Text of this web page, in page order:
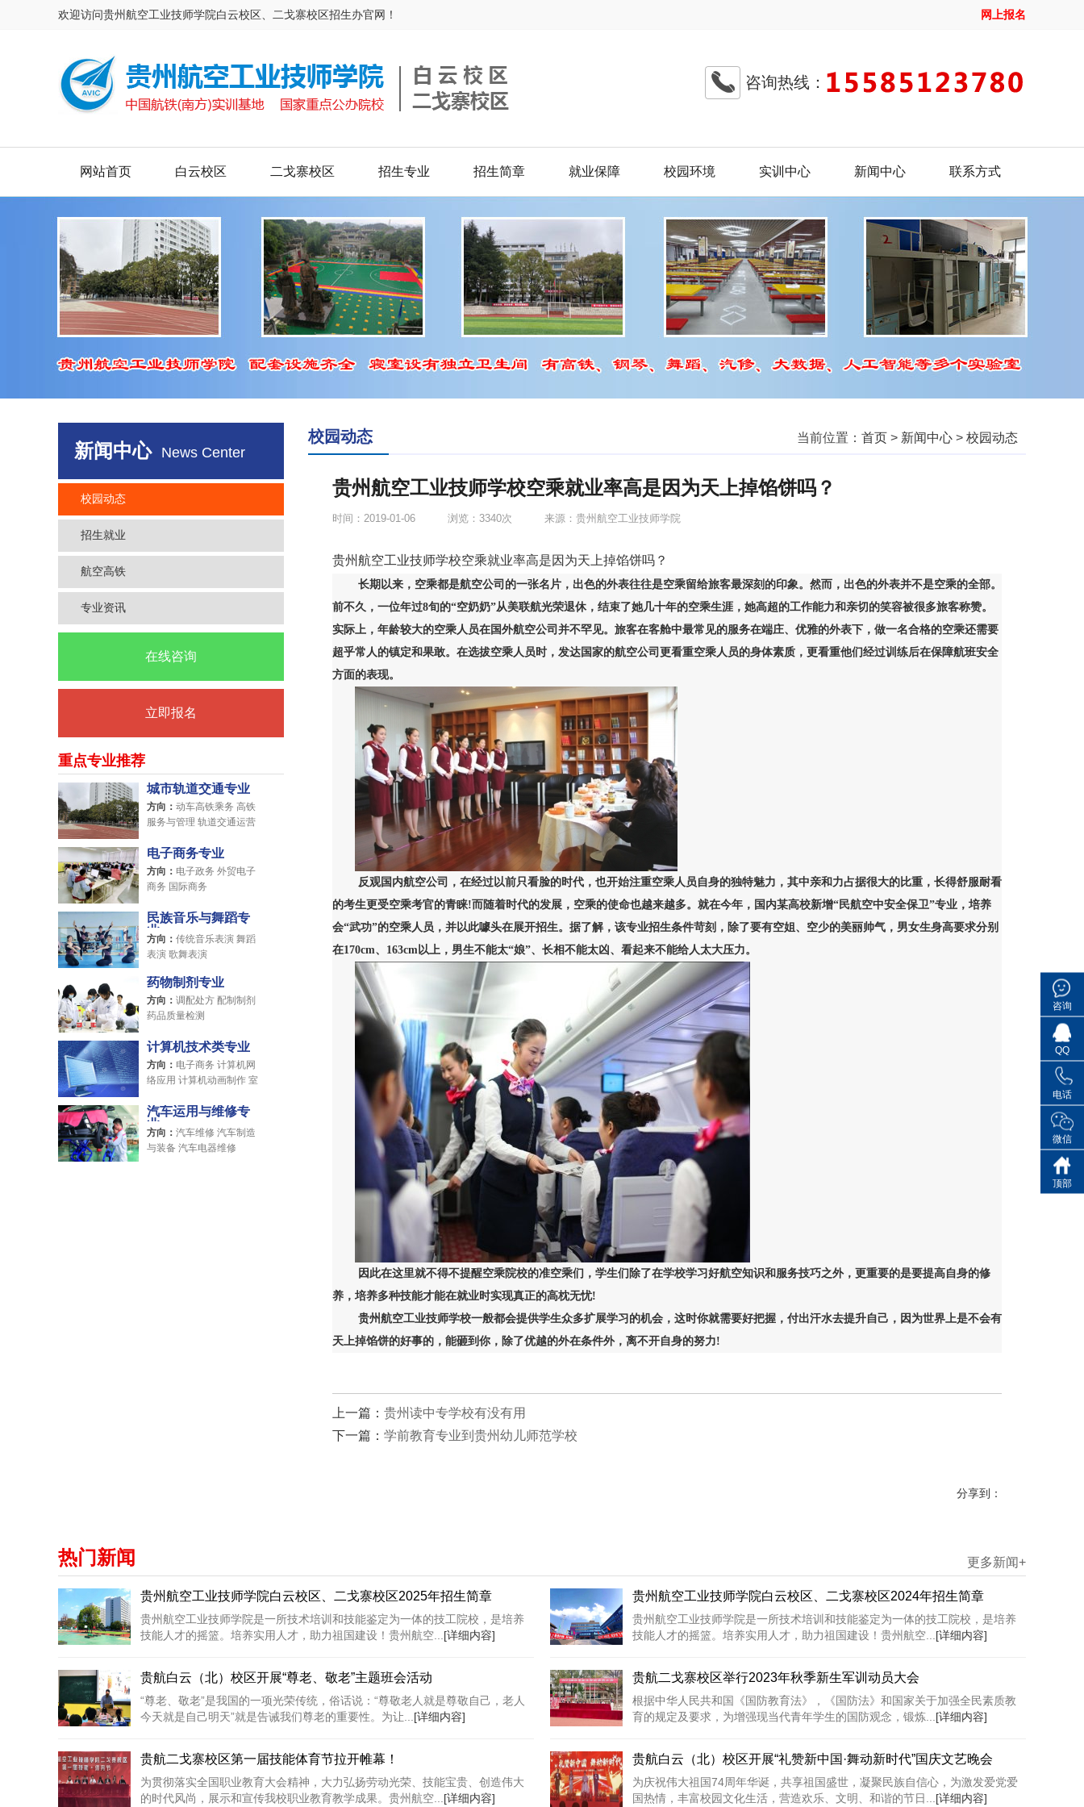
欢迎访问贵州航空工业技师学院白云校区、二戈寨校区招生办官网！ 网上报名
咨询热线：
网站首页 白云校区 二戈寨校区 招生专业 招生简章 就业保障 校园环境 实训中心 新闻中心 联系方式
新闻中心 News Center
校园动态
招生就业
航空高铁
专业资讯
在线咨询
立即报名
重点专业推荐
城市轨道交通专业
方向： 动车高铁乘务 高铁
服务与管理 轨道交通运营
电子商务专业
方向： 电子政务 外贸电子
商务 国际商务
民族音乐与舞蹈专
业
方向： 传统音乐表演 舞蹈
表演 歌舞表演
药物制剂专业
方向： 调配处方 配制制剂
药品质量检测
计算机技术类专业
方向： 电子商务 计算机网
络应用 计算机动画制作 室
汽车运用与维修专
业
方向： 汽车维修 汽车制造
与装备 汽车电器维修
校园动态 当前位置： 首页 > 新闻中心 > 校园动态
贵州航空工业技师学校空乘就业率高是因为天上掉馅饼吗？
时间：2019-01-06 浏览：3340次 来源：贵州航空工业技师学院
贵州航空工业技师学校空乘就业率高是因为天上掉馅饼吗？
长期以来，空乘都是航空公司的一张名片，出色的外表往往是空乘留给旅客最深刻的印象。然而，出色的外表并不是空乘的全部。
前不久，一位年过8旬的“空奶奶”从美联航光荣退休，结束了她几十年的空乘生涯，她高超的工作能力和亲切的笑容被很多旅客称赞。
实际上，年龄较大的空乘人员在国外航空公司并不罕见。旅客在客舱中最常见的服务在端庄、优雅的外表下，做一名合格的空乘还需要
超乎常人的镇定和果敢。在选拔空乘人员时，发达国家的航空公司更看重空乘人员的身体素质，更看重他们经过训练后在保障航班安全
方面的表现。
反观国内航空公司，在经过以前只看脸的时代，也开始注重空乘人员自身的独特魅力，其中亲和力占据很大的比重，长得舒服耐看
的考生更受空乘考官的青睐!而随着时代的发展，空乘的使命也越来越多。就在今年，国内某高校新增“民航空中安全保卫”专业，培养
会“武功”的空乘人员，并以此噱头在展开招生。据了解，该专业招生条件苛刻，除了要有空姐、空少的美丽帅气，男女生身高要求分别
在170cm、163cm以上，男生不能太“娘”、长相不能太凶、看起来不能给人太大压力。
因此在这里就不得不提醒空乘院校的准空乘们，学生们除了在学校学习好航空知识和服务技巧之外，更重要的是要提高自身的修
养，培养多种技能才能在就业时实现真正的高枕无忧!
贵州航空工业技师学校一般都会提供学生众多扩展学习的机会，这时你就需要好把握，付出汗水去提升自己，因为世界上是不会有
天上掉馅饼的好事的，能砸到你，除了优越的外在条件外，离不开自身的努力!
上一篇： 贵州读中专学校有没有用
下一篇： 学前教育专业到贵州幼儿师范学校
分享到：
热门新闻 更多新闻+
贵州航空工业技师学院白云校区、二戈寨校区2025年招生简章
贵州航空工业技师学院是一所技术培训和技能鉴定为一体的技工院校，是培养
技能人才的摇篮。培养实用人才，助力祖国建设！贵州航空... [详细内容]
贵州航空工业技师学院白云校区、二戈寨校区2024年招生简章
贵州航空工业技师学院是一所技术培训和技能鉴定为一体的技工院校，是培养
技能人才的摇篮。培养实用人才，助力祖国建设！贵州航空... [详细内容]
贵航白云（北）校区开展“尊老、敬老”主题班会活动
“尊老、敬老”是我国的一项光荣传统，俗话说：“尊敬老人就是尊敬自己，老人
今天就是自己明天”就是告诫我们尊老的重要性。为让... [详细内容]
贵航二戈寨校区举行2023年秋季新生军训动员大会
根据中华人民共和国《国防教育法》，《国防法》和国家关于加强全民素质教
育的规定及要求，为增强现当代青年学生的国防观念，锻炼... [详细内容]
贵航二戈寨校区第一届技能体育节拉开帷幕！
为贯彻落实全国职业教育大会精神，大力弘扬劳动光荣、技能宝贵、创造伟大
的时代风尚，展示和宣传我校职业教育教学成果。贵州航空... [详细内容]
贵航白云（北）校区开展“礼赞新中国·舞动新时代”国庆文艺晚会
为庆祝伟大祖国74周年华诞，共享祖国盛世，凝聚民族自信心，为激发爱党爱
国热情，丰富校园文化生活，营造欢乐、文明、和谐的节日... [详细内容]
咨询
QQ
电话
微信
顶部